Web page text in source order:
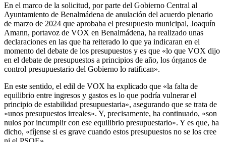
En el marco de la solicitud, por parte del Gobierno Central al
Ayuntamiento de Benalmádena de anulación del acuerdo plenario
de marzo de 2024 que aprobaba el presupuesto municipal, Joaquín
Amann, portavoz de VOX en Benalmádena, ha realizado unas
declaraciones en las que ha reiterado lo que ya indicaran en el
momento del debate de los presupuestos y es que «lo que VOX dijo
en el debate de presupuestos a principios de año, los órganos de
control presupuestario del Gobierno lo ratifican».
En este sentido, el edil de VOX ha explicado que «la falta de
equilibrio entre ingresos y gastos es lo que podría vulnerar el
principio de estabilidad presupuestaria», asegurando que se trata de
«unos presupuestos irreales». Y, precisamente, ha continuado, «son
nulos por incumplir con ese equilibrio presupuestario». Y es que, ha
dicho, «fíjense si es grave cuando estos presupuestos no se los cree